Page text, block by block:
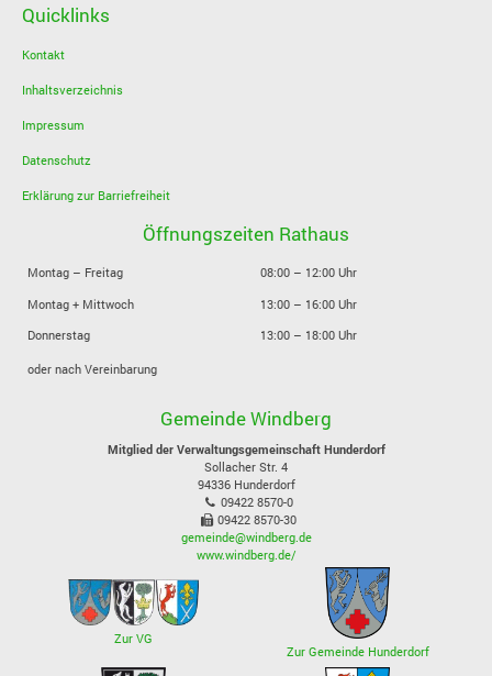
Quicklinks
Kontakt
Inhaltsverzeichnis
Impressum
Datenschutz
Erklärung zur Barriefreiheit
Öffnungszeiten Rathaus
Montag – Freitag
08:00 – 12:00 Uhr
Montag + Mittwoch
13:00 – 16:00 Uhr
Donnerstag
13:00 – 18:00 Uhr
oder nach Vereinbarung
Gemeinde Windberg
Mitglied der Verwaltungsgemeinschaft Hunderdorf
Sollacher Str. 4
94336 Hunderdorf
09422 8570-0
09422 8570-30
gemeinde@windberg.de
www.windberg.de/
Zur VG
Zur Gemeinde Hunderdorf